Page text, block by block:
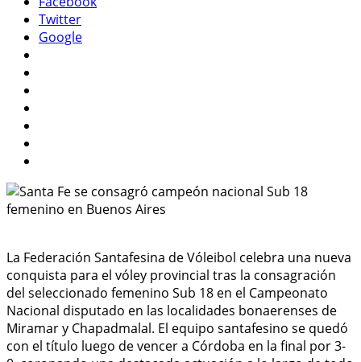
Twitter
Google
La Federación Santafesina de Vóleibol celebra una nueva
conquista para el vóley provincial tras la consagración
del seleccionado femenino Sub 18 en el Campeonato
Nacional disputado en las localidades bonaerenses de
Miramar y Chapadmalal. El equipo santafesino se quedó
con el título luego de vencer a Córdoba en la final por 3-